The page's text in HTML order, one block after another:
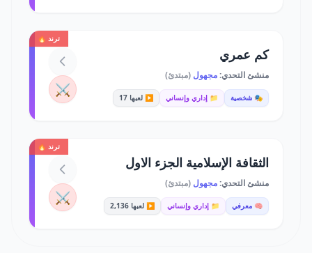
ترند 🔥
كم عمري
منشئ التحدي:مجهول (مبتدئ)
🎭 شخصية 📁 إداري وإنساني ▶️ لعبها 17 ⚔️
ترند 🔥
الثقافة الإسلامية الجزء الاول
منشئ التحدي:مجهول (مبتدئ)
🧠 معرفي 📁 إداري وإنساني ▶️ لعبها 2,136 ⚔️